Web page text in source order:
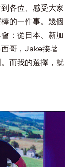
各位、感受大家
的一件事。幾個
：從日本、新加
哥，Jake接著
而我的選擇，就